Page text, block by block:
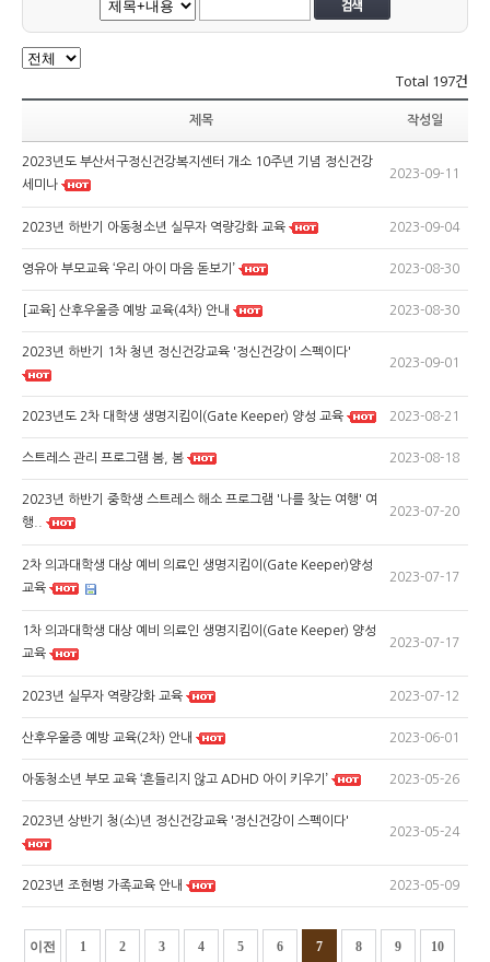
Total 197건
제목 작성일
2023년도 부산서구정신건강복지센터 개소 10주년 기념 정신건강
세미나
2023-09-11
2023년 하반기 아동청소년 실무자 역량강화 교육 2023-09-04
영유아 부모교육 ‘우리 아이 마음 돋보기’ 2023-08-30
[교육] 산후우울증 예방 교육(4차) 안내 2023-08-30
2023년 하반기 1차 청년 정신건강교육 '정신건강이 스펙이다'
2023-09-01
2023년도 2차 대학생 생명지킴이(Gate Keeper) 양성 교육 2023-08-21
스트레스 관리 프로그램 봄, 봄 2023-08-18
2023년 하반기 중학생 스트레스 해소 프로그램 '나를 찾는 여행' 여
행..
2023-07-20
2차 의과대학생 대상 예비 의료인 생명지킴이(Gate Keeper)양성
교육
2023-07-17
1차 의과대학생 대상 예비 의료인 생명지킴이(Gate Keeper) 양성
교육
2023-07-17
2023년 실무자 역량강화 교육 2023-07-12
산후우울증 예방 교육(2차) 안내 2023-06-01
아동청소년 부모 교육 ‘흔들리지 않고 ADHD 아이 키우기’ 2023-05-26
2023년 상반기 청(소)년 정신건강교육 '정신건강이 스펙이다'
2023-05-24
2023년 조현병 가족교육 안내 2023-05-09
이전 1 2 3 4 5 6 7 8 9 10